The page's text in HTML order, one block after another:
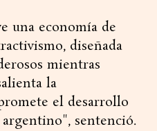
una economía de
diseñada
mientras
la
el desarrollo
sentenció.